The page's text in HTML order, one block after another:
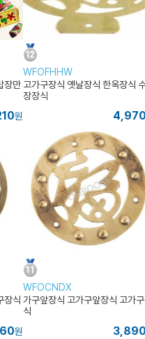
장만
원
WFOFHHW
고가구장식 옛날장식 한옥장식
장장식
4,970
장식
원
WFOCNDX
가구앞장식 고가구앞장식 고가
식
3,890